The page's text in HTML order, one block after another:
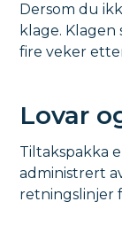
Dersom du
klage.
fire veker
Lovar
Tiltakspakka
administrert
retningslinjer